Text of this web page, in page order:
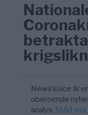
NewsVoice är
oberoende
analys.Stöd oss